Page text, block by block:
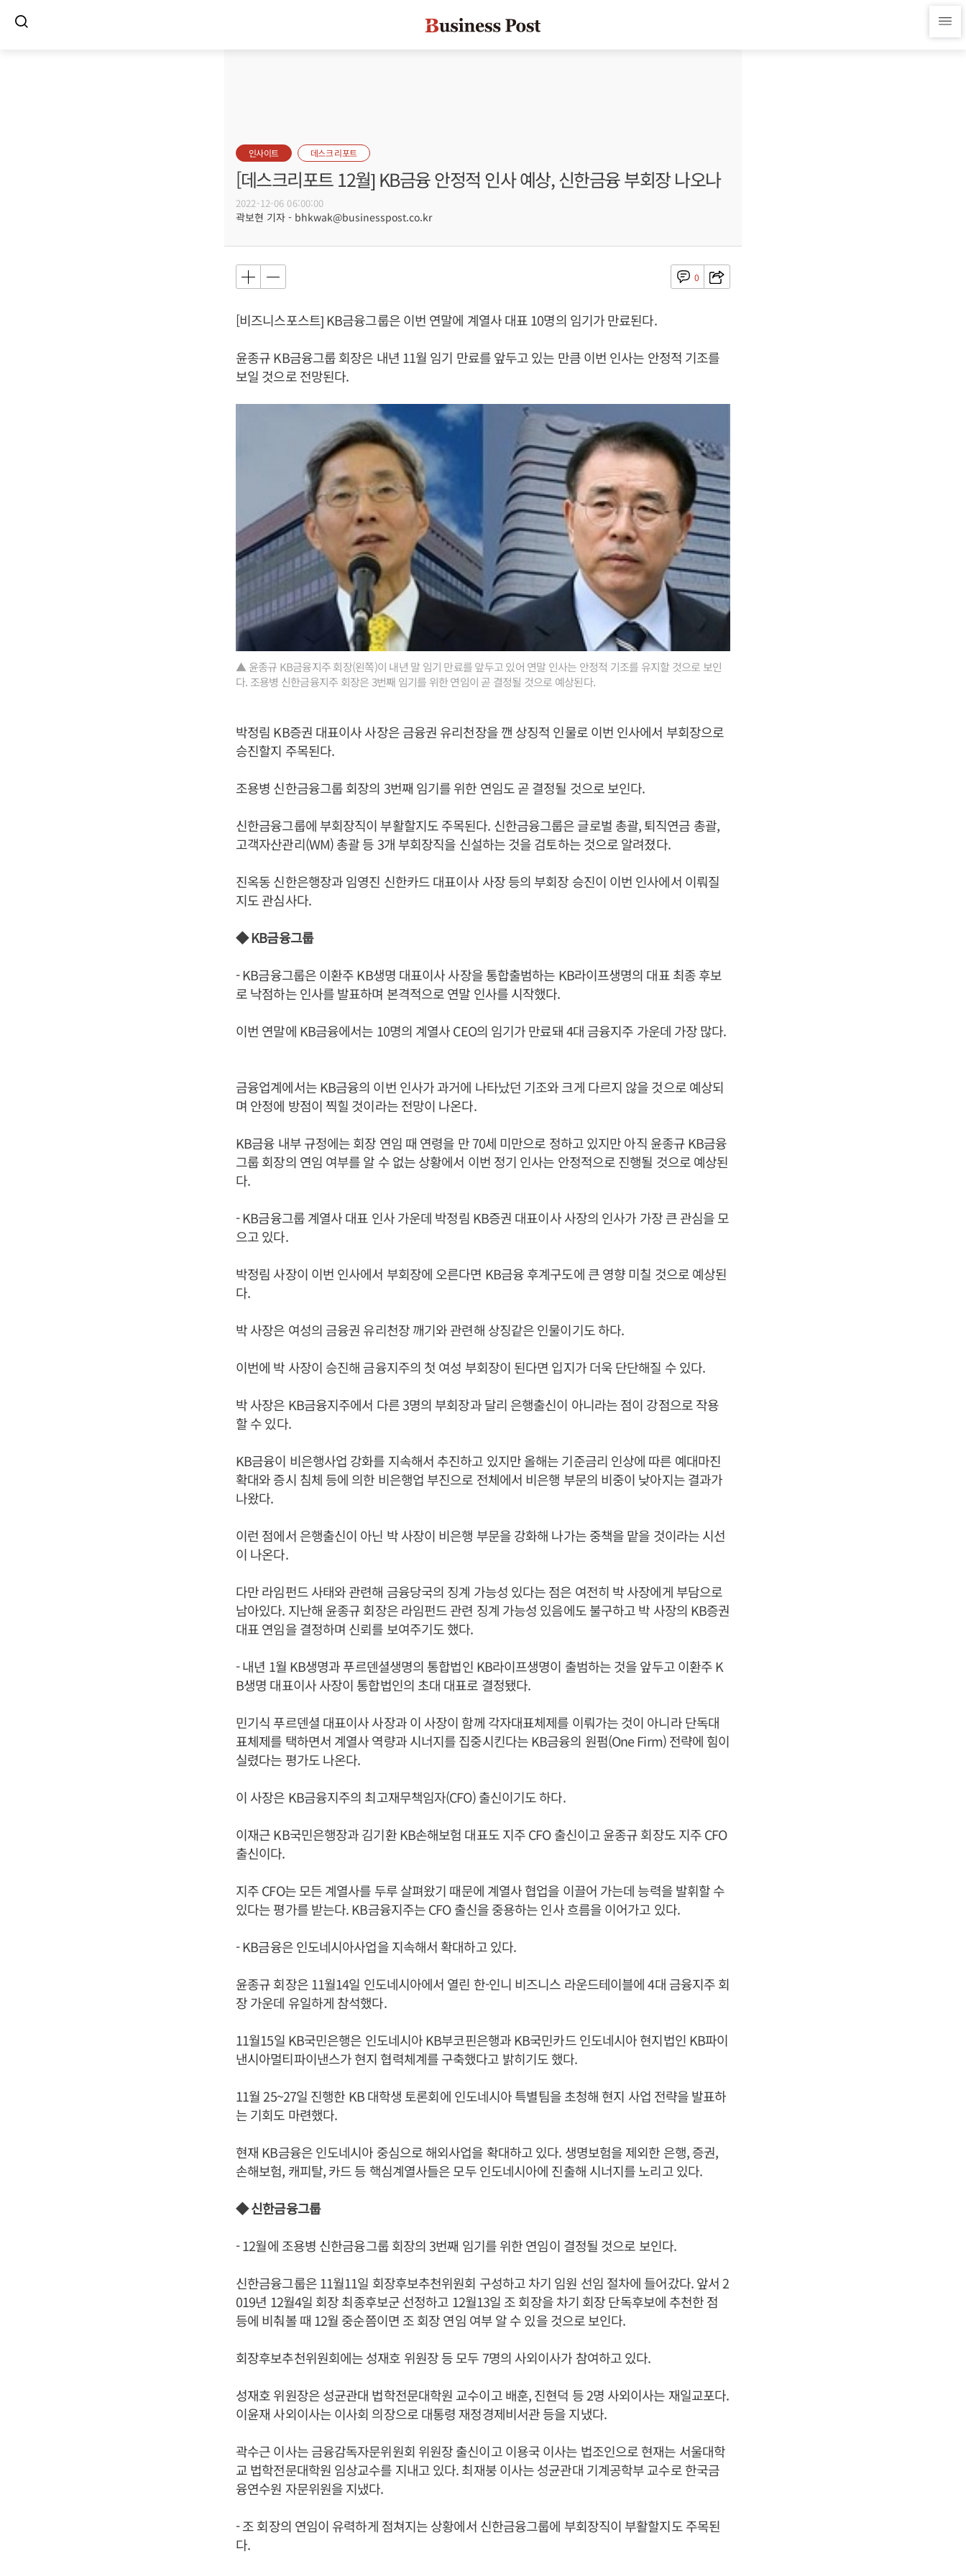
인사이트 데스크 리포트
[데스크리포트 12월] KB금융 안정적 인사 예상, 신한금융 부회장 나오나
2022-12-06 06:00:00
곽보현 기자 - bhkwak@businesspost.co.kr
0
[비즈니스포스트] KB금융그룹은 이번 연말에 계열사 대표 10명의 임기가 만료된다.
윤종규 KB금융그룹 회장은 내년 11월 임기 만료를 앞두고 있는 만큼 이번 인사는 안정적 기조를
보일 것으로 전망된다.
▲ 윤종규 KB금융지주 회장(왼쪽)이 내년 말 임기 만료를 앞두고 있어 연말 인사는 안정적 기조를 유지할 것으로 보인
다. 조용병 신한금융지주 회장은 3번째 임기를 위한 연임이 곧 결정될 것으로 예상된다.
박정림 KB증권 대표이사 사장은 금융권 유리천장을 깬 상징적 인물로 이번 인사에서 부회장으로
승진할지 주목된다.
조용병 신한금융그룹 회장의 3번째 임기를 위한 연임도 곧 결정될 것으로 보인다.
신한금융그룹에 부회장직이 부활할지도 주목된다. 신한금융그룹은 글로벌 총괄, 퇴직연금 총괄,
고객자산관리(WM) 총괄 등 3개 부회장직을 신설하는 것을 검토하는 것으로 알려졌다.
진옥동 신한은행장과 임영진 신한카드 대표이사 사장 등의 부회장 승진이 이번 인사에서 이뤄질
지도 관심사다.
◆ KB금융그룹
- KB금융그룹은 이환주 KB생명 대표이사 사장을 통합출범하는 KB라이프생명의 대표 최종 후보
로 낙점하는 인사를 발표하며 본격적으로 연말 인사를 시작했다.
이번 연말에 KB금융에서는 10명의 계열사 CEO의 임기가 만료돼 4대 금융지주 가운데 가장 많다.
금융업계에서는 KB금융의 이번 인사가 과거에 나타났던 기조와 크게 다르지 않을 것으로 예상되
며 안정에 방점이 찍힐 것이라는 전망이 나온다.
KB금융 내부 규정에는 회장 연임 때 연령을 만 70세 미만으로 정하고 있지만 아직 윤종규 KB금융
그룹 회장의 연임 여부를 알 수 없는 상황에서 이번 정기 인사는 안정적으로 진행될 것으로 예상된
다.
- KB금융그룹 계열사 대표 인사 가운데 박정림 KB증권 대표이사 사장의 인사가 가장 큰 관심을 모
으고 있다.
박정림 사장이 이번 인사에서 부회장에 오른다면 KB금융 후계구도에 큰 영향 미칠 것으로 예상된
다.
박 사장은 여성의 금융권 유리천장 깨기와 관련해 상징같은 인물이기도 하다.
이번에 박 사장이 승진해 금융지주의 첫 여성 부회장이 된다면 입지가 더욱 단단해질 수 있다.
박 사장은 KB금융지주에서 다른 3명의 부회장과 달리 은행출신이 아니라는 점이 강점으로 작용
할 수 있다.
KB금융이 비은행사업 강화를 지속해서 추진하고 있지만 올해는 기준금리 인상에 따른 예대마진
확대와 증시 침체 등에 의한 비은행업 부진으로 전체에서 비은행 부문의 비중이 낮아지는 결과가
나왔다.
이런 점에서 은행출신이 아닌 박 사장이 비은행 부문을 강화해 나가는 중책을 맡을 것이라는 시선
이 나온다.
다만 라임펀드 사태와 관련해 금융당국의 징계 가능성 있다는 점은 여전히 박 사장에게 부담으로
남아있다. 지난해 윤종규 회장은 라임펀드 관련 징계 가능성 있음에도 불구하고 박 사장의 KB증권
대표 연임을 결정하며 신뢰를 보여주기도 했다.
- 내년 1월 KB생명과 푸르덴셜생명의 통합법인 KB라이프생명이 출범하는 것을 앞두고 이환주 K
B생명 대표이사 사장이 통합법인의 초대 대표로 결정됐다.
민기식 푸르덴셜 대표이사 사장과 이 사장이 함께 각자대표체제를 이뤄가는 것이 아니라 단독대
표체제를 택하면서 계열사 역량과 시너지를 집중시킨다는 KB금융의 원펌(One Firm) 전략에 힘이
실렸다는 평가도 나온다.
이 사장은 KB금융지주의 최고재무책임자(CFO) 출신이기도 하다.
이재근 KB국민은행장과 김기환 KB손해보험 대표도 지주 CFO 출신이고 윤종규 회장도 지주 CFO
출신이다.
지주 CFO는 모든 계열사를 두루 살펴왔기 때문에 계열사 협업을 이끌어 가는데 능력을 발휘할 수
있다는 평가를 받는다. KB금융지주는 CFO 출신을 중용하는 인사 흐름을 이어가고 있다.
- KB금융은 인도네시아사업을 지속해서 확대하고 있다.
윤종규 회장은 11월14일 인도네시아에서 열린 한-인니 비즈니스 라운드테이블에 4대 금융지주 회
장 가운데 유일하게 참석했다.
11월15일 KB국민은행은 인도네시아 KB부코핀은행과 KB국민카드 인도네시아 현지법인 KB파이
낸시아멀티파이낸스가 현지 협력체계를 구축했다고 밝히기도 했다.
11월 25~27일 진행한 KB 대학생 토론회에 인도네시아 특별팀을 초청해 현지 사업 전략을 발표하
는 기회도 마련했다.
현재 KB금융은 인도네시아 중심으로 해외사업을 확대하고 있다. 생명보험을 제외한 은행, 증권,
손해보험, 캐피탈, 카드 등 핵심계열사들은 모두 인도네시아에 진출해 시너지를 노리고 있다.
◆ 신한금융그룹
- 12월에 조용병 신한금융그룹 회장의 3번째 임기를 위한 연임이 결정될 것으로 보인다.
신한금융그룹은 11월11일 회장후보추천위원회 구성하고 차기 임원 선임 절차에 들어갔다. 앞서 2
019년 12월4일 회장 최종후보군 선정하고 12월13일 조 회장을 차기 회장 단독후보에 추천한 점
등에 비춰볼 때 12월 중순쯤이면 조 회장 연임 여부 알 수 있을 것으로 보인다.
회장후보추천위원회에는 성재호 위원장 등 모두 7명의 사외이사가 참여하고 있다.
성재호 위원장은 성균관대 법학전문대학원 교수이고 배훈, 진현덕 등 2명 사외이사는 재일교포다.
이윤재 사외이사는 이사회 의장으로 대통령 재정경제비서관 등을 지냈다.
곽수근 이사는 금융감독자문위원회 위원장 출신이고 이용국 이사는 법조인으로 현재는 서울대학
교 법학전문대학원 임상교수를 지내고 있다. 최재붕 이사는 성균관대 기계공학부 교수로 한국금
융연수원 자문위원을 지냈다.
- 조 회장의 연임이 유력하게 점쳐지는 상황에서 신한금융그룹에 부회장직이 부활할지도 주목된
다.